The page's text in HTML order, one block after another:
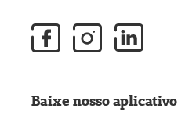
Baixe nosso aplicativo